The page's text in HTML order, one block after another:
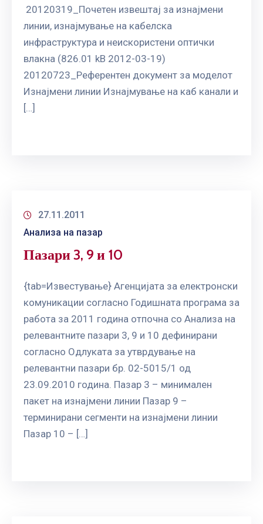
20120319_Почетен извештај за изнајмени
линии, изнајмување на кабелска
инфраструктура и неискористени оптички
влакна (826.01 kB 2012-03-19)
20120723_Референтен документ за моделот
Изнајмени линии Изнајмување на каб канали и
[…]
27.11.2011
Анализа на пазар
Пазари 3, 9 и 10
{tab=Известување} Агенцијата за електронски
комуникации согласно Годишната програма за
работа за 2011 година отпочна со Aнализа на
релевантните пазари 3, 9 и 10 дефинирани
согласно Одлуката за утврдување на
релевантни пазари бр. 02-5015/1 од
23.09.2010 година. Пазар 3 – минимален
пакет на изнајмени линии Пазар 9 –
терминирани сегменти на изнајмени линии
Пазар 10 – […]